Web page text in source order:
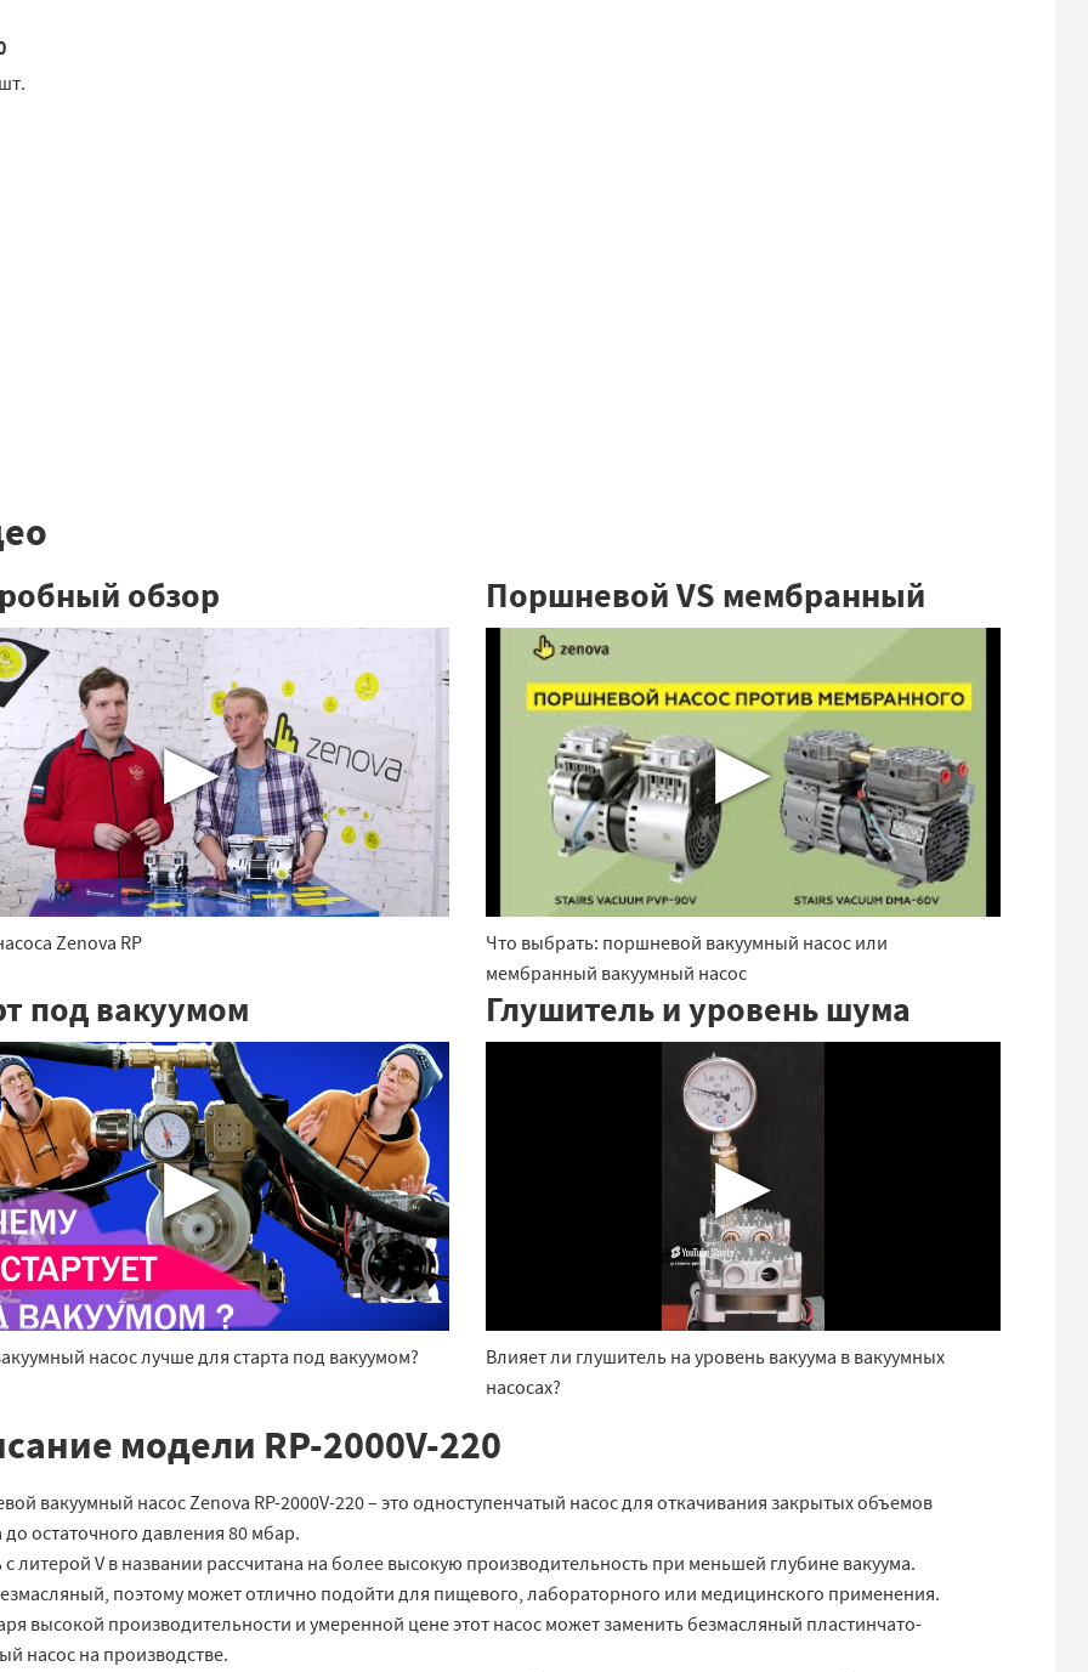
обзор
▶
Zenova RP
Поршневой VS мембранный
▶
Что выбрать: поршневой вакуумный насос или
мембранный вакуумный насос
под вакуумом
▶
насос лучше для старта под вакуумом?
Глушитель и уровень шума
▶
Влияет ли глушитель на уровень вакуума в вакуумных
насосах?
модели RP-2000V-220
вакуумный насос Zenova RP-2000V-220 – это одноступенчатый насос для откачивания закрытых объемов
до остаточного давления 80 мбар.
литерой V в названии рассчитана на более высокую производительность при меньшей глубине вакуума.
поэтому может отлично подойти для пищевого, лабораторного или медицинского применения.
высокой производительности и умеренной цене этот насос может заменить безмасляный пластинчато-
насос на производстве.